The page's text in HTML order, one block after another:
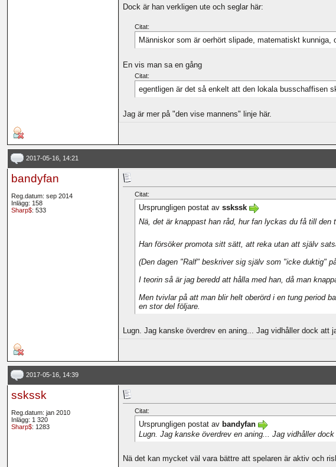
Dock är han verkligen ute och seglar här:
Citat:
Människor som är oerhört slipade, matematiskt
En vis man sa en gång
Citat:
egentligen är det så enkelt att den lokala busschaffisen
Jag är mer på "den vise mannens" linje här.
2017-05-16, 14:21
bandyfan
Reg.datum: sep 2014
Inlägg: 158
Sharp$: 533
Citat:
Ursprungligen postat av sskssk
Nä, det är knappast han råd, hur fan lyckas du få till den
Han försöker promota sitt sätt, att reka utan att själv
(Den dagen "Ralf" beskriver sig själv som "icke duktig"
I teorin så är jag beredd att hålla med han, då man
Men tvivlar på att man blir helt oberörd i en tung period
en stor del följare.
Lugn. Jag kanske överdrev en aning... Jag vidhåller dock att
2017-05-16, 14:39
sskssk
Reg.datum: jan 2010
Inlägg: 1 320
Sharp$: 1283
Citat:
Ursprungligen postat av bandyfan
Lugn. Jag kanske överdrev en aning... Jag vidhåller
Nä det kan mycket väl vara bättre att spelaren är aktiv och